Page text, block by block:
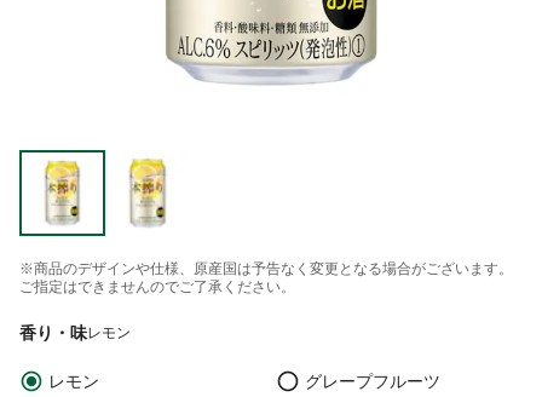
※商品のデザインや仕様、原産国は予告なく変更となる場合がございます。
ご指定はできませんのでご了承ください。
香り・味レモン
レモン グレープフルーツ